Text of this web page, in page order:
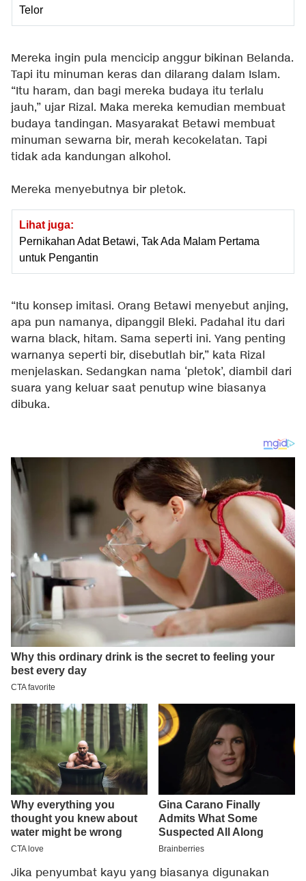
Telor
Mereka ingin pula mencicip anggur bikinan Belanda.
Tapi itu minuman keras dan dilarang dalam Islam.
“Itu haram, dan bagi mereka budaya itu terlalu
jauh,” ujar Rizal. Maka mereka kemudian membuat
budaya tandingan. Masyarakat Betawi membuat
minuman sewarna bir, merah kecokelatan. Tapi
tidak ada kandungan alkohol.
Mereka menyebutnya bir pletok.
Lihat juga:
Pernikahan Adat Betawi, Tak Ada Malam Pertama
untuk Pengantin
“Itu konsep imitasi. Orang Betawi menyebut anjing,
apa pun namanya, dipanggil Bleki. Padahal itu dari
warna black, hitam. Sama seperti ini. Yang penting
warnanya seperti bir, disebutlah bir,” kata Rizal
menjelaskan. Sedangkan nama ‘pletok’, diambil dari
suara yang keluar saat penutup wine biasanya
dibuka.
Jika penyumbat kayu yang biasanya digunakan